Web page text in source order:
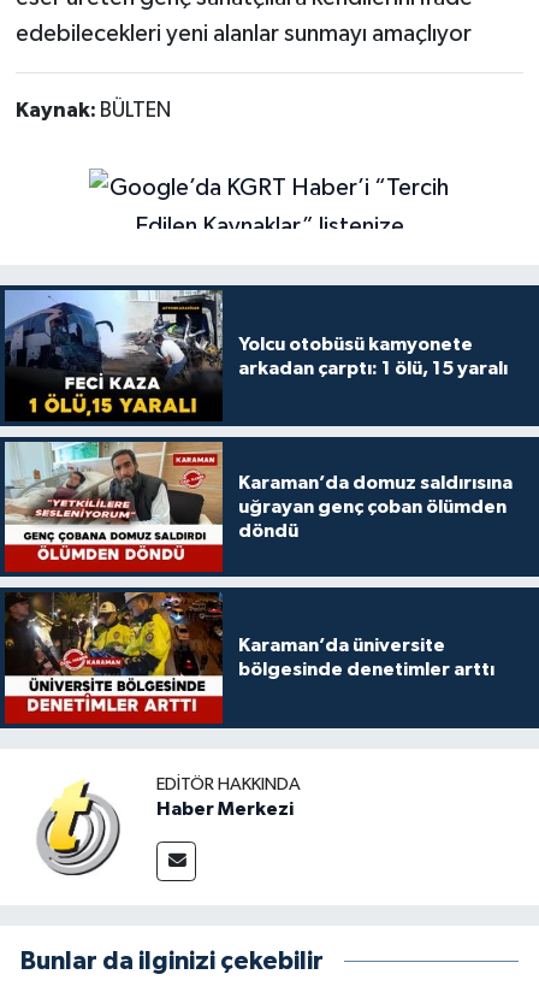
edebilecekleri yeni alanlar sunmayı amaçlıyor
Kaynak: BÜLTEN
Yolcu otobüsü kamyonete
arkadan çarptı: 1 ölü, 15 yaralı
Karaman’da domuz saldırısına
uğrayan genç çoban ölümden
döndü
Karaman’da üniversite
bölgesinde denetimler arttı
EDITÖR HAKKINDA
Haber Merkezi
Bunlar da ilginizi çekebilir